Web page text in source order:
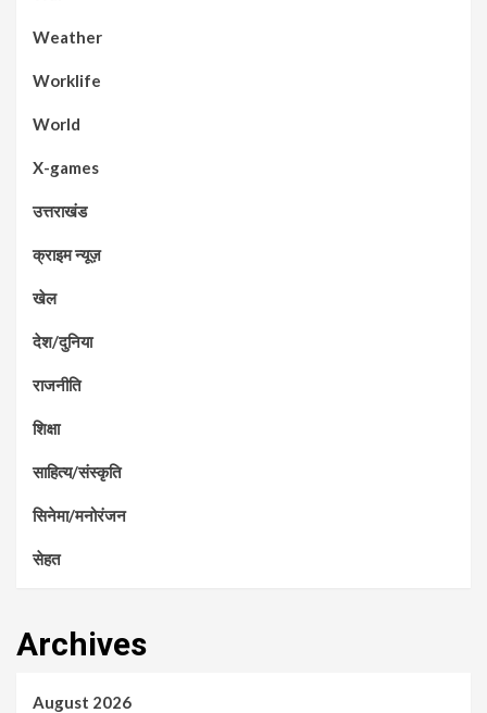
Weather
Worklife
World
X-games
उत्तराखंड
क्राइम न्यूज़
खेल
देश/दुनिया
राजनीति
शिक्षा
साहित्य/संस्कृति
सिनेमा/मनोरंजन
सेहत
Archives
August 2026